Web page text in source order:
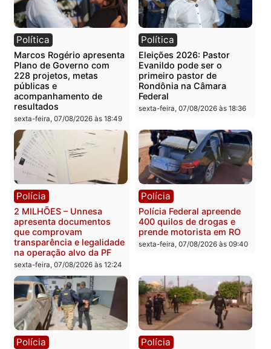
Categorias
Rondônia
Você também vai querer ler...
Política
Marcos Rogério apresenta
Plano de Governo com
228 projetos, metas
públicas e
acompanhamento de
resultados
sexta-feira, 07/08/2026 às 18:49
Política
Eleições 2026: Pastor
Evanildo pode ser o
primeiro pastor de
Rondônia na Câmara
Federal